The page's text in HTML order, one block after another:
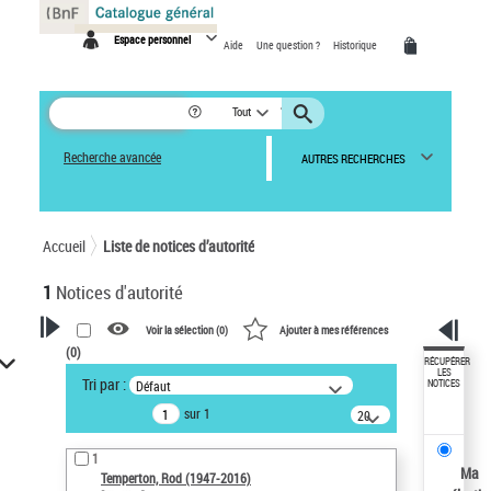
Espace personnel Aide Une question ? Historique
Tout
Recherche avancée AUTRES RECHERCHES
Accueil Liste de notices d’autorité
1 Notices d'autorité
VOTRE RECHERCHE
Recherche avancée dans les
notices d’autorité
Œuvres liées à l'auteur :
Temperton, Rod (1947-2016)
Voir la sélection (0) Ajouter à mes références
(0)
Tri par : Défaut
sur 1
20
résultats/page
1
Temperton, Rod (1947-2016)
RÉCUPÉRER
LES
NOTICES
Ma
Panneau de gestion des cookies